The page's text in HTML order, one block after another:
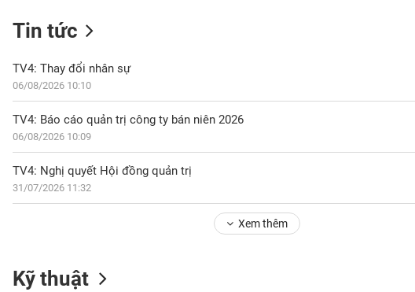
Tin tức
TV4: Thay đổi nhân sự
06/08/2026 10:10
TV4: Báo cáo quản trị công ty bán niên 2026
06/08/2026 10:09
TV4: Nghị quyết Hội đồng quản trị
31/07/2026 11:32
Xem thêm
Kỹ thuật
DOANH
NGHIỆP
CỔ
PHIẾU
SINH